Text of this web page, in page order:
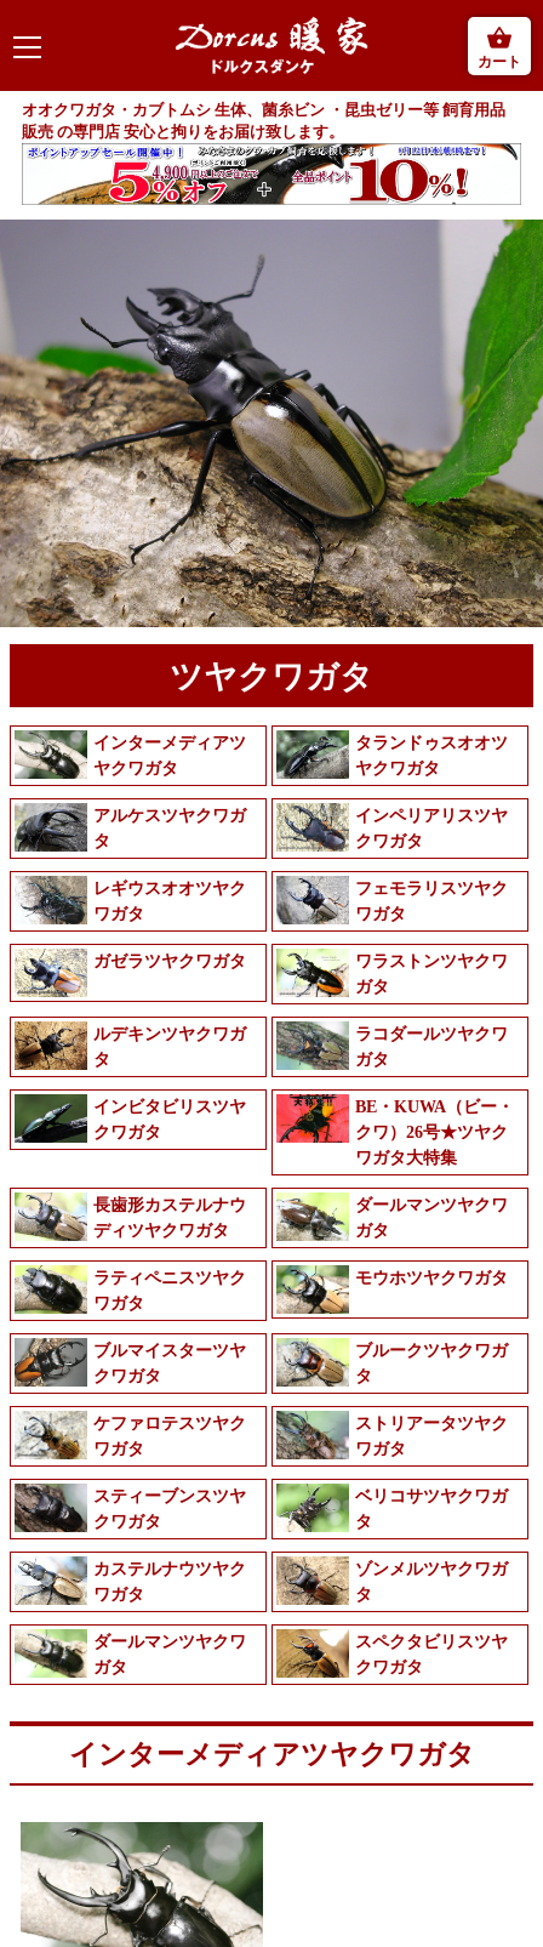
カート
オオクワガタ・カブトムシ 生体、菌糸ビン ・昆虫ゼリー等 飼育用品
販売 の専門店 安心と拘りをお届け致します。
ツヤクワガタ
インターメディアツ
ヤクワガタ
タランドゥスオオツ
ヤクワガタ
アルケスツヤクワガ
タ
インペリアリスツヤ
クワガタ
レギウスオオツヤク
ワガタ
フェモラリスツヤク
ワガタ
ガゼラツヤクワガタ
ワラストンツヤクワ
ガタ
ルデキンツヤクワガ
タ
ラコダールツヤクワ
ガタ
インビタビリスツヤ
クワガタ
BE・KUWA（ビー・
クワ）26号★ツヤク
ワガタ大特集
長歯形カステルナウ
ディツヤクワガタ
ダールマンツヤクワ
ガタ
ラティペニスツヤク
ワガタ
モウホツヤクワガタ
ブルマイスターツヤ
クワガタ
ブルークツヤクワガ
タ
ケファロテスツヤク
ワガタ
ストリアータツヤク
ワガタ
スティーブンスツヤ
クワガタ
ベリコサツヤクワガ
タ
カステルナウツヤク
ワガタ
ゾンメルツヤクワガ
タ
ダールマンツヤクワ
ガタ
スペクタビリスツヤ
クワガタ
インターメディアツヤクワガタ